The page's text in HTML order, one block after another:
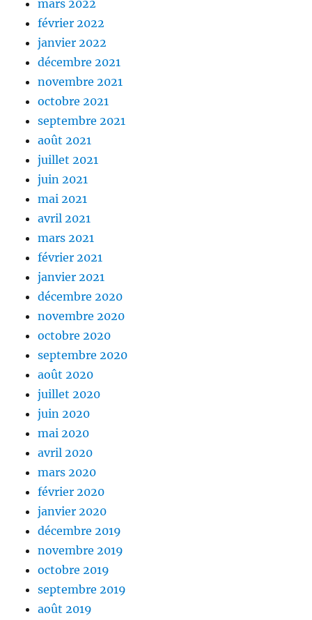
mars 2022
février 2022
janvier 2022
décembre 2021
novembre 2021
octobre 2021
septembre 2021
août 2021
juillet 2021
juin 2021
mai 2021
avril 2021
mars 2021
février 2021
janvier 2021
décembre 2020
novembre 2020
octobre 2020
septembre 2020
août 2020
juillet 2020
juin 2020
mai 2020
avril 2020
mars 2020
février 2020
janvier 2020
décembre 2019
novembre 2019
octobre 2019
septembre 2019
août 2019